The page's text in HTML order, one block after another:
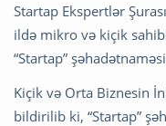
Startap Ekspertlər
ildə mikro və kiçik
“Startap”
Kiçik və Orta Biznesin
bildirilib ki, “Startap”